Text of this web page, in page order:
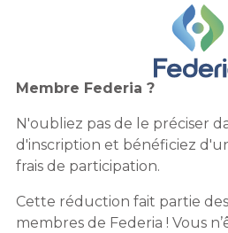
Membre Federia ?
N'oubliez pas de le préciser
d'inscription et bénéficiez
frais de participation.
Cette réduction fait partie
membres de Federia ! Vous